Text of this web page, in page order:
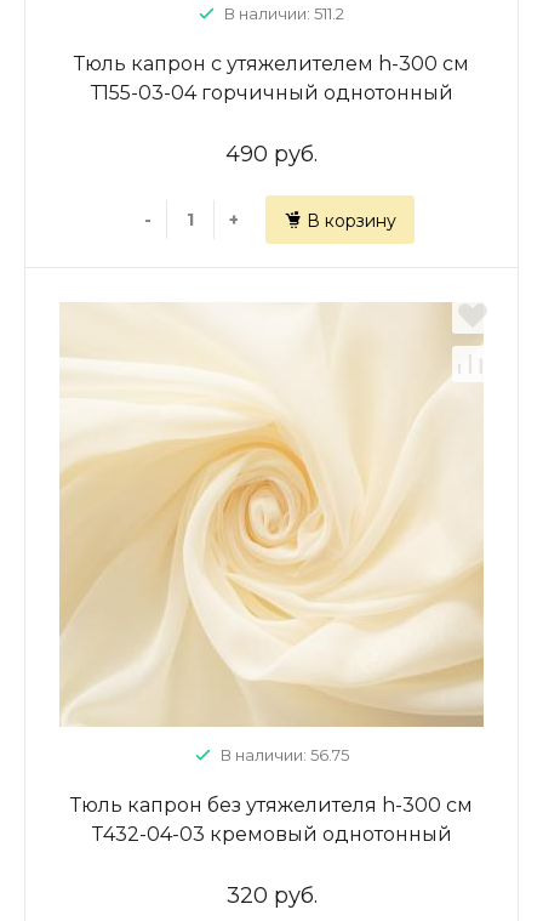
В наличии: 511.2
Тюль капрон с утяжелителем h-300 см
Т155-03-04 горчичный однотонный
490 руб.
- + В корзину
В наличии: 56.75
Тюль капрон без утяжелителя h-300 см
Т432-04-03 кремовый однотонный
320 руб.